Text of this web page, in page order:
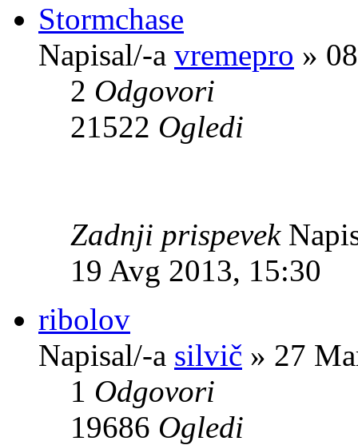
Stormchase
Napisal/-a vremepro »
2 Odgovori
21522 Ogledi
Zadnji prispevek
19 Avg 2013, 15:30
ribolov
Napisal/-a silvič » 27
1 Odgovori
19686 Ogledi